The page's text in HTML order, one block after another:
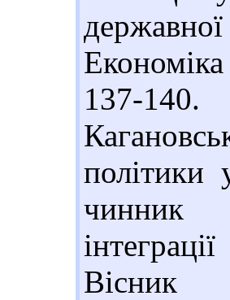
137-
політики
чинник
Вісник